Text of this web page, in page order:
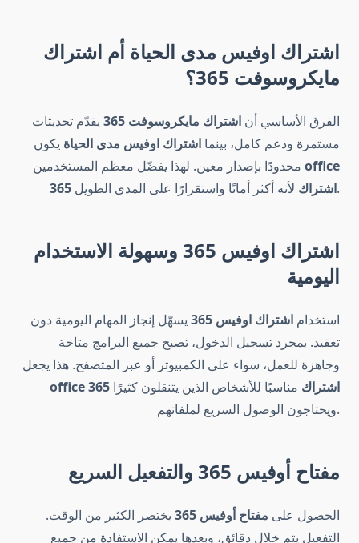
اشتراك اوفيس مدى الحياة أم اشتراك
مايكروسوفت 365؟
الفرق الأساسي أن اشتراك مايكروسوفت 365
يقدّم تحديثات
مستمرة ودعم كامل، بينما اشتراك اوفيس مدى الحياة يكون
office
365 اشتراكلأنه أكثر أمانًا واستقرارًا على المدى الطويل.
اشتراك اوفيس 365 وسهولة الاستخدام
اليومية
استخدام اشتراك اوفيس 365
يسهّل إنجاز المهام اليومية دون
تعقيد. بمجرد تسجيل الدخول، تصبح جميع البرامج متاحة
وجاهزة للعمل، سواء على الكمبيوتر أو عبر المتصفح. هذا يجعل
office 365 اشتراك مناسبًا للأشخاص الذين يتنقلون كثيرًا
ويحتاجون الوصول السريع لملفاتهم.
مفتاح أوفيس 365 والتفعيل السريع
الحصول على مفتاح أوفيس 365
يختصر الكثير من الوقت.
التفعيل يتم خلال دقائق، وبعدها يمكن الاستفادة من جميع